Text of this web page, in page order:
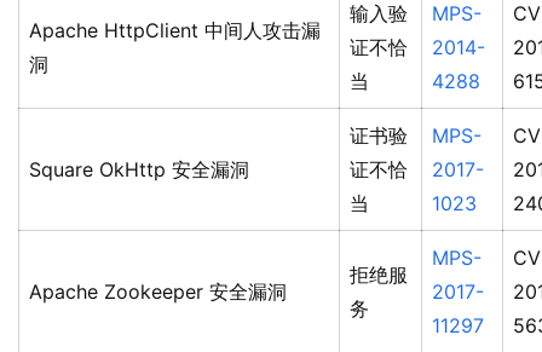
Apache HttpClient 中间人攻击漏
洞
输入验
证不恰
当
MPS-
2014-
4288
Square OkHttp 安全漏洞
证书验
证不恰
当
MPS-
2017-
1023
Apache Zookeeper 安全漏洞
拒绝服
务
MPS-
2017-
11297